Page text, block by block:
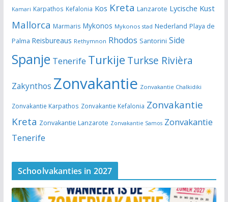
Kamari Karpathos Kefalonia Kos Kreta Lanzarote Lycische Kust
Mallorca Marmaris Mykonos Mykonos stad Nederland Playa de
Palma Reisbureaus Rethymnon Rhodos Santorini Side
Spanje Tenerife Turkije Turkse Rivièra
Zakynthos Zonvakantie Zonvakantie Chalkidiki
Zonvakantie Karpathos Zonvakantie Kefalonia Zonvakantie
Kreta Zonvakantie Lanzarote Zonvakantie Samos Zonvakantie
Tenerife
Schoolvakanties in 2027